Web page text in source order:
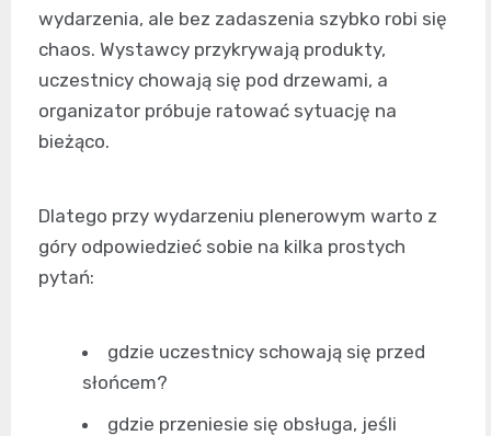
wydarzenia, ale bez zadaszenia szybko robi się
chaos. Wystawcy przykrywają produkty,
uczestnicy chowają się pod drzewami, a
organizator próbuje ratować sytuację na
bieżąco.
Dlatego przy wydarzeniu plenerowym warto z
góry odpowiedzieć sobie na kilka prostych
pytań:
gdzie uczestnicy schowają się przed
słońcem?
gdzie przeniesie się obsługa, jeśli